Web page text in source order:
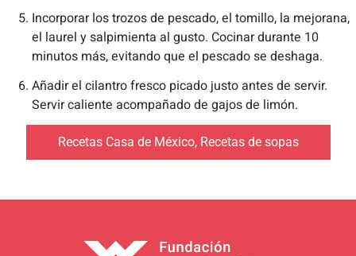
Incorporar los trozos de pescado, el tomillo, la mejorana,
el laurel y salpimienta al gusto. Cocinar durante 10
minutos más, evitando que el pescado se deshaga.
Añadir el cilantro fresco picado justo antes de servir.
Servir caliente acompañado de gajos de limón.
Recetas Casa de México, Recetas de sopas